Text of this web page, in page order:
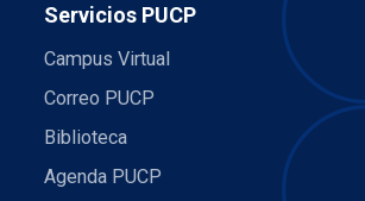
Servicios PUCP
Campus Virtual
Correo PUCP
Biblioteca
Agenda PUCP